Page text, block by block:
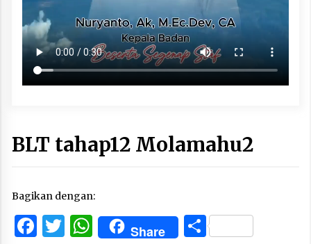
BLT tahap12 Molamahu2
Bagikan dengan:
Facebook
Twitter
WhatsApp
Share Share